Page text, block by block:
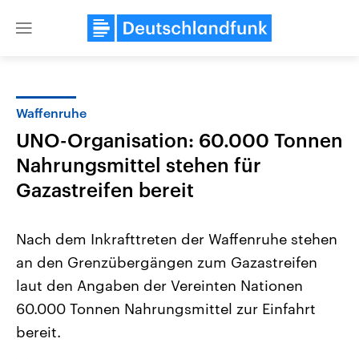
Close
Landtagswahl Sachsen-Anhalt
2026
Alle Informationen
Sachsen-Anhalt wählt am 6.
September 2026 einen neuen
USA
Aktuelle Beiträge,
Hintergründe
Wirtschaftlich und
Waffenruhe
UNO-Organisation: 60.000 Tonnen
Nahrungsmittel stehen für
Gazastreifen bereit
Nach dem Inkrafttreten der Waffenruhe stehen
an den Grenzübergängen zum Gazastreifen
laut den Angaben der Vereinten Nationen
60.000 Tonnen Nahrungsmittel zur Einfahrt
bereit.